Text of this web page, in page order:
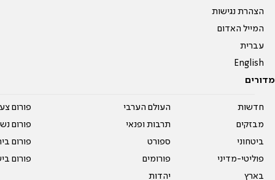
הצהרת נגישות
המייל האדום
עברית
English
מדורים
חדשות
מבזקים
ביטחוני
פוליטי-מדיני
בארץ
העולם הערבי
תרבות ופנאי
ספורט
פורומים
יהדות
פורום
פורום
פורום
פורום